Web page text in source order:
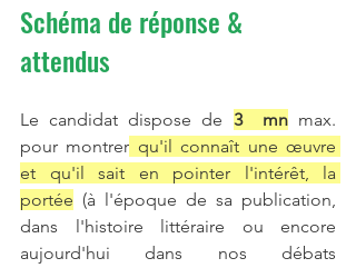
Schéma de réponse &
attendus
Le candidat dispose de 3  mn max.
pour montrer qu'il connaît une œuvre
et qu'il sait en pointer l'intérêt, la
portée (à l'époque de sa publication,
dans l'histoire littéraire ou encore
aujourd'hui dans nos débats